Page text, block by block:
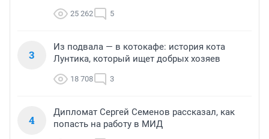
25 262 5
3
Из подвала — в котокафе: история кота
Лунтика, который ищет добрых хозяев
18 708 3
4
Дипломат Сергей Семенов рассказал, как
попасть на работу в МИД